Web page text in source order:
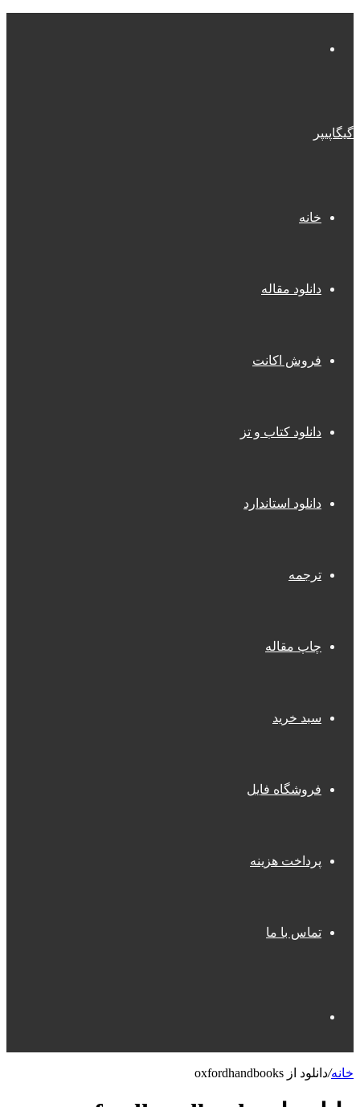
گیگاپیپر
خانه
دانلود مقاله
فروش اکانت
دانلود کتاب و تز
دانلود استاندارد
ترجمه
چاپ مقاله
سبد خرید
فروشگاه فایل
پرداخت هزینه
تماس با ما
خانه/دانلود از oxfordhandbooks